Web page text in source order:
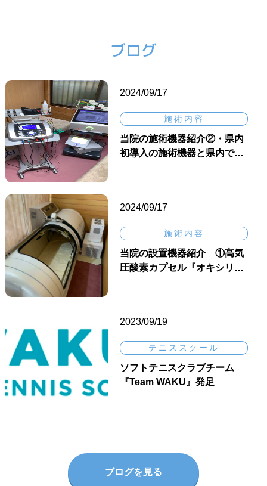
ブログ
2024/09/17
施術内容
当院の施術機器紹介②・県内
初導入の施術機器と県内で…
2024/09/17
施術内容
当院の設置機器紹介 ①高気
圧酸素カプセル『オキシリ…
2023/09/19
テニススクール
ソフトテニスクラブチーム
『Team WAKU』発足
ブログを見る